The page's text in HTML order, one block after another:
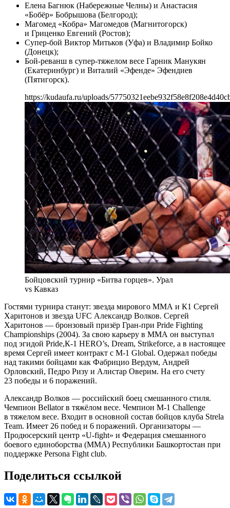
Елена Багнюк (Набережные Челны) и Анастасия
«Бобёр» Бобрышова (Белгород);
Магомед «Кобра» Магомедов (Магнитогорск)
и Гриценко Евгений (Ростов);
Супер-бой Виктор Митьков (Уфа) и Владимир Бойко
(Донецк);
Бой-реванш в супер-тяжелом весе Гарник Манукян
(Екатеринбург) и Виталий «Эфенде» Эфендиев
(Пятигорск).
https://kudaufa.ru/uploads/
Бойцовский турнир «Битва горцев». Урал
vs Кавказ
Гостями турнира станут: звезда мирового ММА и К1 Сергей
Харитонов и звезда UFC Александр Волков. Сергей
Харитонов — бронзовый призёр Гран-при Pride Fighting
Championships (2004). За свою карьеру в ММА он выступал
под эгидой Pride,К-1 HERO’s, Dream, Strikeforce, а в настоящее
время Сергей имеет контракт с M-1 Global. Одержал победы
над такими бойцами как Фабрицио Вердум, Андрей
Орловский, Педро Ризу и Алистар Оверим. На его счету
23 победы и 6 поражений.
Александр Волков — российский боец смешанного стиля.
Чемпион Bellator в тяжёлом весе. Чемпион M-1 Challenge
в тяжелом весе. Входит в основной состав бойцов клуба Strela
Team. Имеет 26 побед и 6 поражений. Организаторы —
Продюсерский центр «U-fight» и Федерация смешанного
боевого единоборства (ММА) Республики Башкортостан при
поддержке Persona Fight club.
Поделиться ссылкой